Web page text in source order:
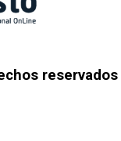
reservados